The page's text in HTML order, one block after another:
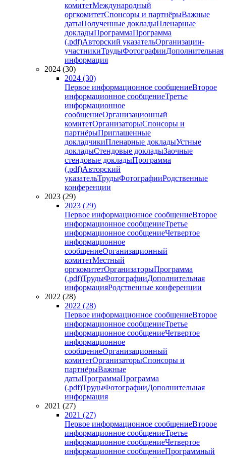
комитетМеждународный
оргкомитетСпонсоры и партнёрыВажные
датыПолученные докладыПленарные
докладыПрограммаПрограмма
(.pdf)Авторский указательОрганизации-
участникиТрудыФотографииДополнительная
информация
2024 (30)
2024 (30)
Первое информационное сообщениеВторое
информационное сообщениеТретье
информационное
сообщениеОрганизационный
комитетОрганизаторыСпонсоры и
партнёрыПриглашенные
докладчикиПленарные докладыУстные
докладыСтендовые докладыЗаочные
стендовые докладыПрограмма
(.pdf)Авторский
указательТрудыФотографииРодственные
конференции
2023 (29)
2023 (29)
Первое информационное сообщениеВторое
информационное сообщениеТретье
информационное сообщениеЧетвертое
информационное
сообщениеОрганизационный
комитетМестный
оргкомитетОрганизаторыПрограмма
(.pdf)ТрудыФотографииДополнительная
информацияРодственные конференции
2022 (28)
2022 (28)
Первое информационное сообщениеВторое
информационное сообщениеТретье
информационное сообщениеЧетвертое
информационное
сообщениеОрганизационный
комитетОрганизаторыСпонсоры и
партнёрыВажные
датыПрограммаПрограмма
(.pdf)ТрудыФотографииДополнительная
информация
2021 (27)
2021 (27)
Первое информационное сообщениеВторое
информационное сообщениеТретье
информационное сообщениеЧетвертое
информационное сообщениеПрограммный